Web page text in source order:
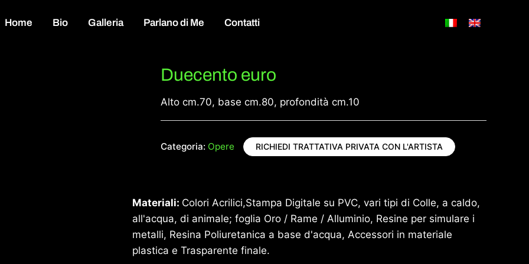
Home Bio Galleria Parlano di Me Contatti
Duecento euro
Alto cm.70, base cm.80, profondità cm.10
Categoria: Opere RICHIEDI TRATTATIVA PRIVATA CON L'ARTISTA
Materiali: Colori Acrilici,Stampa Digitale su PVC, vari tipi di Colle, a caldo,
all'acqua, di animale; foglia Oro / Rame / Alluminio, Resine per simulare i
metalli, Resina Poliuretanica a base d'acqua, Accessori in materiale
plastica e Trasparente finale.